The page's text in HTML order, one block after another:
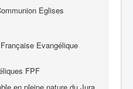
Eglises
Evangélique
FPF